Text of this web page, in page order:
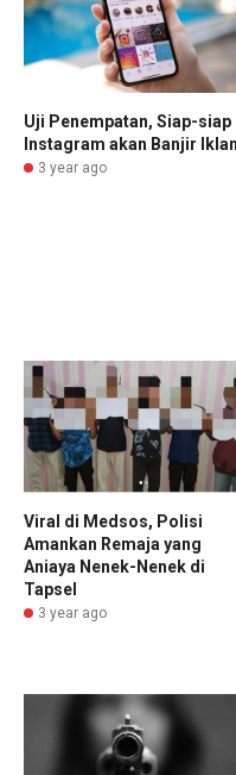
Uji Penempatan, Siap-siap
Instagram akan Banjir Iklan
3 year ago
Viral di Medsos, Polisi
Amankan Remaja yang
Aniaya Nenek-Nenek di
Tapsel
3 year ago